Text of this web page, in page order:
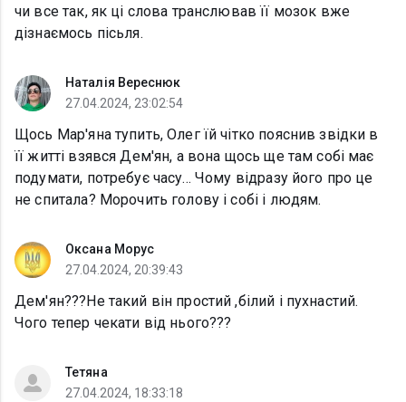
чи все так, як ці слова транслював її мозок вже
дізнаємось пісьля.
Наталія Вереснюк
27.04.2024, 23:02:54
Щось Мар'яна тупить, Олег їй чітко пояснив звідки в
її житті взявся Дем'ян, а вона щось ще там собі має
подумати, потребує часу... Чому відразу його про це
не спитала? Морочить голову і собі і людям.
Оксана Морус
27.04.2024, 20:39:43
Дем'ян???Не такий він простий ,білий і пухнастий.
Чого тепер чекати від нього???
Тетяна
27.04.2024, 18:33:18